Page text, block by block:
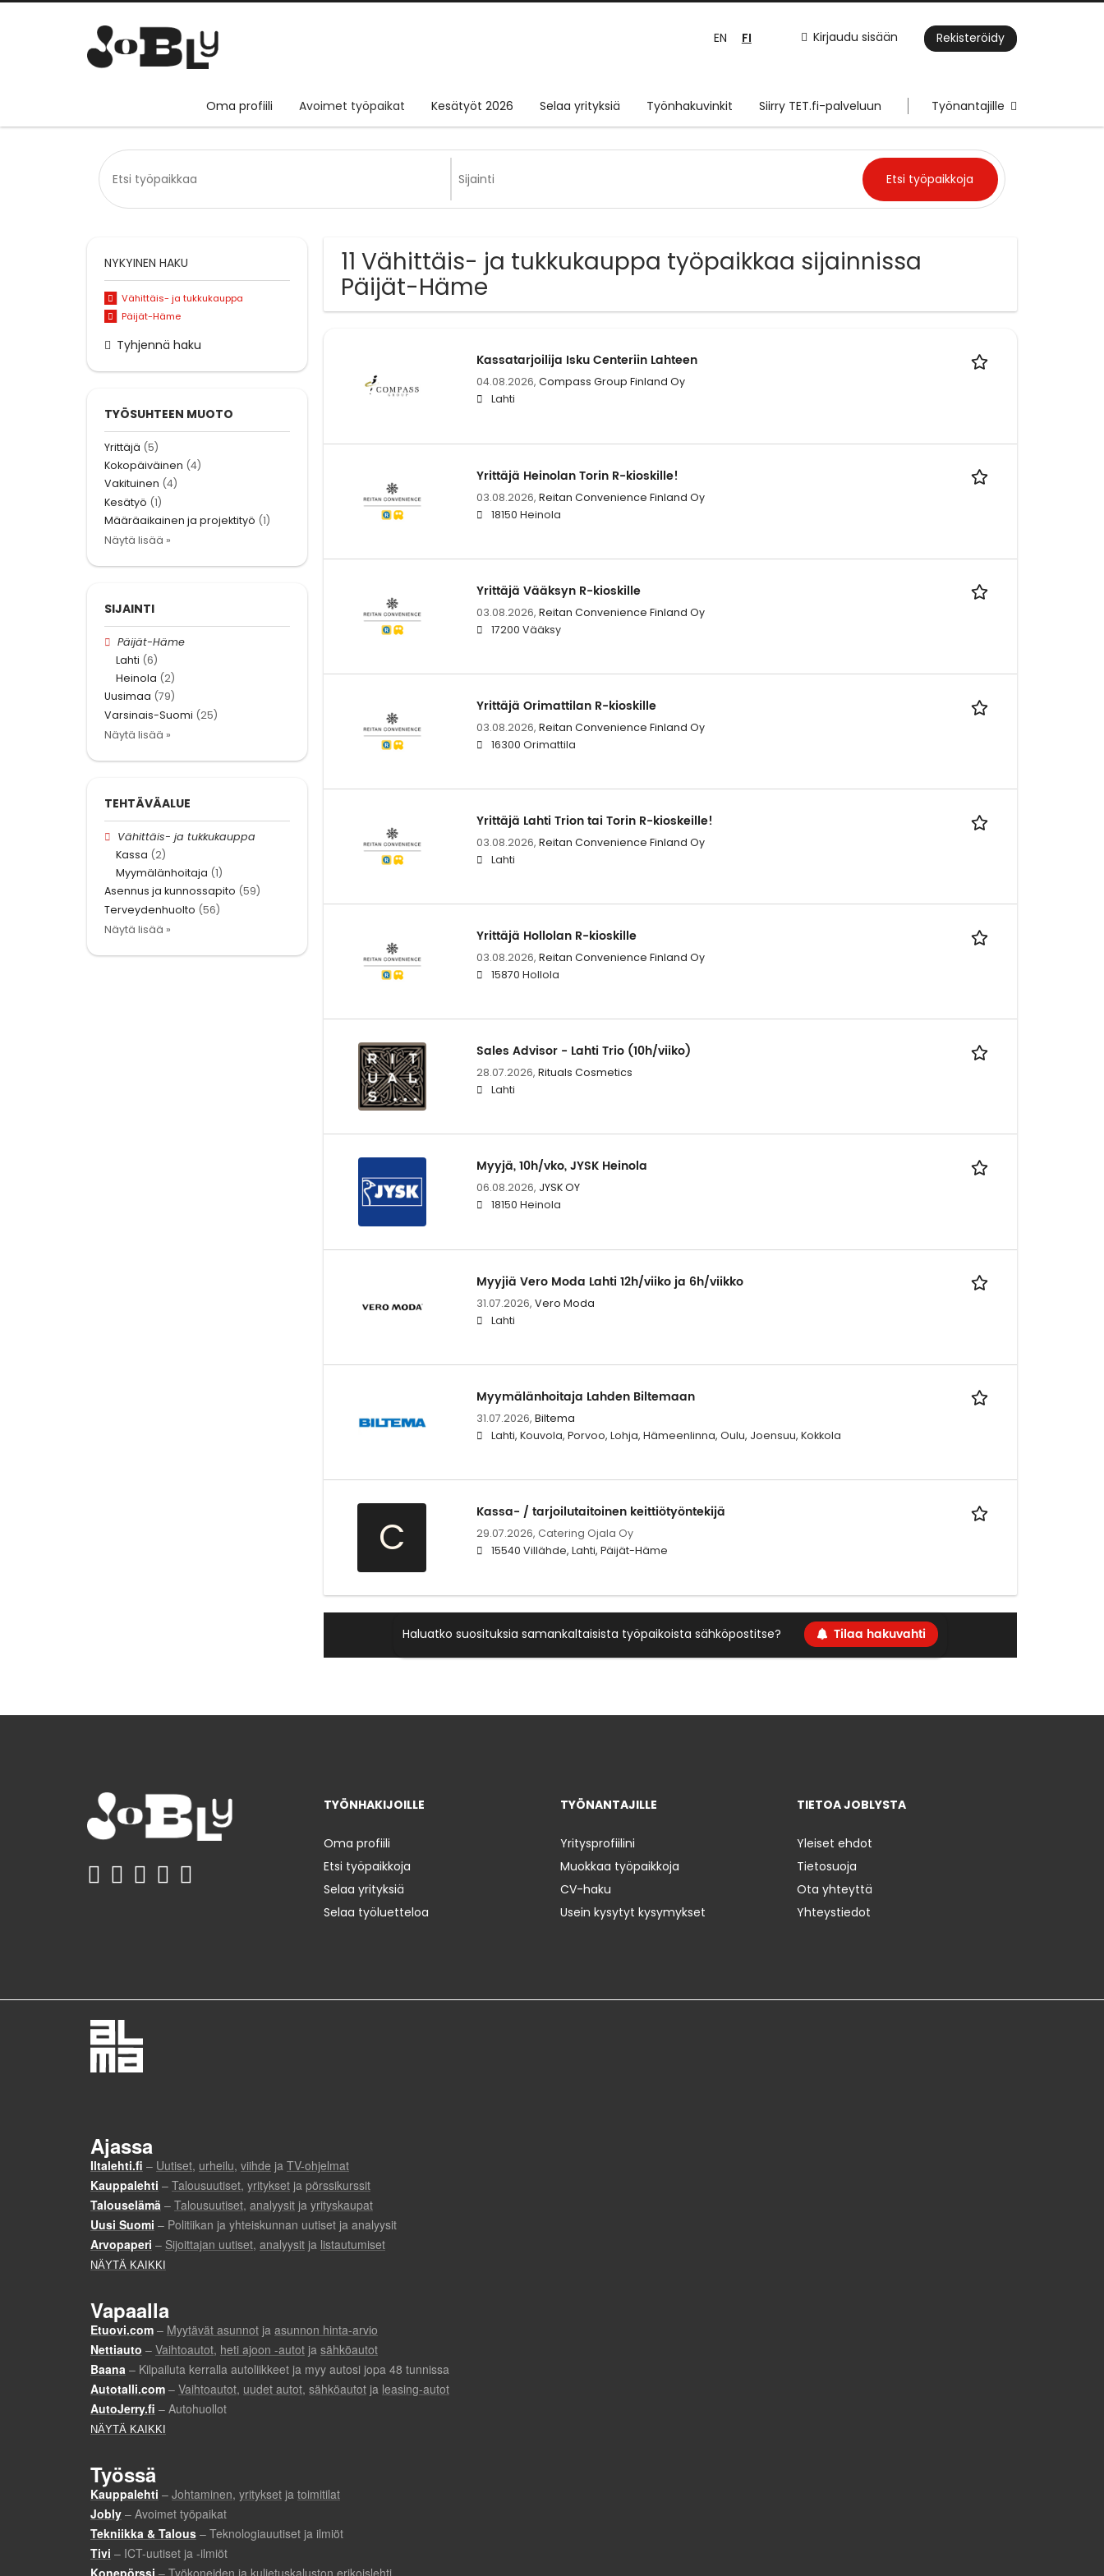
Kirjaudu sisään Rekisteröidy
EN FI
Oma profiili Avoimet työpaikat Kesätyöt 2026 Selaa yrityksiä Työnhakuvinkit Siirry TET.fi-palveluun Työnantajille
11 Vähittäis- ja tukkukauppa työpaikkaa sijainnissa
Päijät-Häme
Kassatarjoilija Isku Centeriin Lahteen
04.08.2026, Compass Group Finland Oy
Lahti
Yrittäjä Heinolan Torin R-kioskille!
03.08.2026, Reitan Convenience Finland Oy
18150 Heinola
Yrittäjä Vääksyn R-kioskille
03.08.2026, Reitan Convenience Finland Oy
17200 Vääksy
Yrittäjä Orimattilan R-kioskille
03.08.2026, Reitan Convenience Finland Oy
16300 Orimattila
Yrittäjä Lahti Trion tai Torin R-kioskeille!
03.08.2026, Reitan Convenience Finland Oy
Lahti
Yrittäjä Hollolan R-kioskille
03.08.2026, Reitan Convenience Finland Oy
15870 Hollola
Sales Advisor - Lahti Trio (10h/viiko)
28.07.2026, Rituals Cosmetics
Lahti
Myyjä, 10h/vko, JYSK Heinola
06.08.2026, JYSK OY
18150 Heinola
Myyjiä Vero Moda Lahti 12h/viiko ja 6h/viikko
31.07.2026, Vero Moda
Lahti
Myymälänhoitaja Lahden Biltemaan
31.07.2026, Biltema
Lahti, Kouvola, Porvoo, Lohja, Hämeenlinna, Oulu, Joensuu, Kokkola
C
Kassa- / tarjoilutaitoinen keittiötyöntekijä
29.07.2026, Catering Ojala Oy
15540 Villähde, Lahti, Päijät-Häme
Haluatko suosituksia samankaltaisista työpaikoista sähköpostitse? Tilaa hakuvahti
NYKYINEN HAKU
Vähittäis- ja tukkukauppa
Päijät-Häme
Tyhjennä haku
TYÖSUHTEEN MUOTO
Yrittäjä (5)
Kokopäiväinen (4)
Vakituinen (4)
Kesätyö (1)
Määräaikainen ja projektityö (1)
Näytä lisää »
SIJAINTI
Päijät-Häme
Lahti (6)
Heinola (2)
Uusimaa (79)
Varsinais-Suomi (25)
Näytä lisää »
TEHTÄVÄALUE
Vähittäis- ja tukkukauppa
Kassa (2)
Myymälänhoitaja (1)
Asennus ja kunnossapito (59)
Terveydenhuolto (56)
Näytä lisää »
TYÖNHAKIJOILLE
Oma profiili
Etsi työpaikkoja
Selaa yrityksiä
Selaa työluetteloa
TYÖNANTAJILLE
Yritysprofiilini
Muokkaa työpaikkoja
CV-haku
Usein kysytyt kysymykset
TIETOA JOBLYSTA
Yleiset ehdot
Tietosuoja
Ota yhteyttä
Yhteystiedot